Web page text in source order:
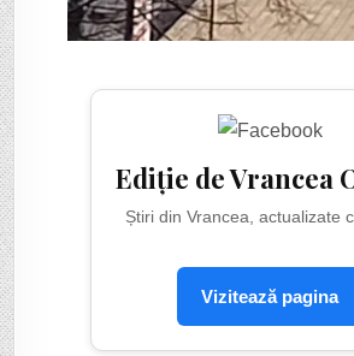
Ediție de Vrancea
Știri din Vrancea, actualizate
Vizitează pagina